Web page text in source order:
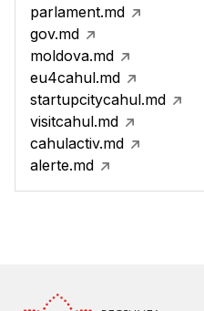
parlament.md
gov.md
moldova.md
eu4cahul.md
startupcitycahul.md
visitcahul.md
cahulactiv.md
alerte.md